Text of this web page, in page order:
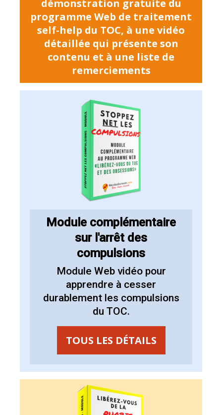
démonstration gratuite du
programme Web de traitement
self-help du TOC, à une vidéo
détaillée qui présente son
contenu et à une liste de
remerciements
Module complémentaire
sur l'arrêt des
compulsions
Module Web vidéo pour
apprendre à cesser
durablement les compulsions
du TOC.
TOUS LES DÉTAILS